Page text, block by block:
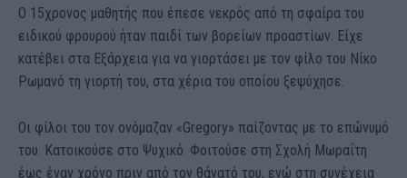
Ο 15χρονος μαθητής που έπεσε νεκρός από τη σφαίρα του
ειδικού φρουρού ήταν παιδί των βορείων προαστίων. Είχε
κατέβει στα Εξάρχεια για να γιορτάσει με τον φίλο του Νίκο
Ρωμανό τη γιορτή του, στα χέρια του οποίου ξεψύχησε.
Οι φίλοι του τον ονόμαζαν «Gregory» παίζοντας με το επώνυμό
του. Κατοικούσε στο Ψυχικό. Φοιτούσε στη Σχολή Μωραΐτη
έως έναν χρόνο πριν από τον θάνατό του, ενώ στη συνέχεια